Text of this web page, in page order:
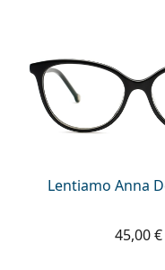
Lentiamo Anna
45,00 €